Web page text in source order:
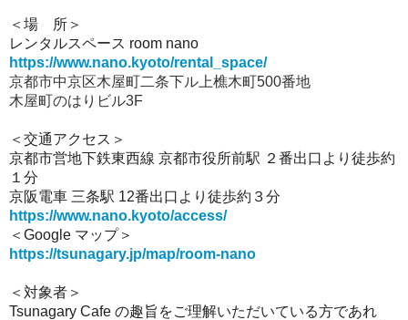
＜場 所＞
レンタルスペース room nano
https://www.nano.kyoto/rental_space/
京都市中京区木屋町二条下ル上樵木町500番地
木屋町のはりビル3F
＜交通アクセス＞
京都市営地下鉄東西線 京都市役所前駅 ２番出口より徒歩約
１分
京阪電車 三条駅 12番出口より徒歩約３分
https://www.nano.kyoto/access/
＜Google マップ＞
https://tsunagary.jp/map/room-nano
＜対象者＞
Tsunagary Cafe の趣旨をご理解いただいている方であれ